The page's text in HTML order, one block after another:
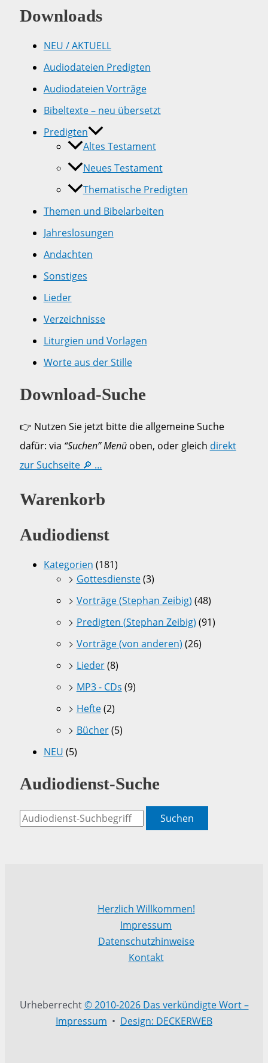
Downloads
NEU / AKTUELL
Audiodateien Predigten
Audiodateien Vorträge
Bibeltexte – neu übersetzt
Predigten
Altes Testament
Neues Testament
Thematische Predigten
Themen und Bibelarbeiten
Jahreslosungen
Andachten
Sonstiges
Lieder
Verzeichnisse
Liturgien und Vorlagen
Worte aus der Stille
Download-Suche
👉 Nutzen Sie jetzt bitte die allgemeine Suche
dafür: via “Suchen” Menüoben, oder gleich direkt
zur Suchseite 🔎 …
Warenkorb
Audiodienst
Kategorien (181)
Gottesdienste(3)
Vorträge (Stephan Zeibig) (48)
Predigten (Stephan Zeibig) (91)
Vorträge (von anderen) (26)
Lieder(8)
MP3 - CDs (9)
Hefte(2)
Bücher(5)
NEU (5)
Audiodienst-Suche
Suchen
Herzlich Willkommen!
Impressum
Datenschutzhinweise
Kontakt
Urheberrecht© 2010-2026 Das verkündigte Wort –
Impressum • Design: DECKERWEB